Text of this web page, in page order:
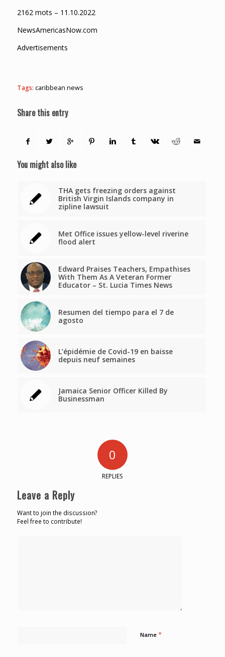
2162 mots – 11.10.2022
NewsAmericasNow.com
Advertisements
Tags: caribbean news
Share this entry
You might also like
THA gets freezing orders against
British Virgin Islands company in
zipline lawsuit
Met Office issues yellow-level riverine
flood alert
Edward Praises Teachers, Empathises
With Them As A Veteran Former
Educator – St. Lucia Times News
Resumen del tiempo para el 7 de
agosto
L’épidémie de Covid-19 en baisse
depuis neuf semaines
Jamaica Senior Officer Killed By
Businessman
0
REPLIES
Leave a Reply
Want to join the discussion?
Feel free to contribute!
Name *